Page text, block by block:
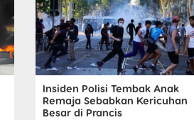
Insiden Polisi Tembak Anak
Remaja Sebabkan Kericuhan
Besar di Prancis